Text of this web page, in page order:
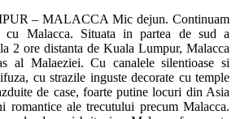
– MALACCA Mic dejun. Continuam
cu Malacca. Situata in partea de sud a
2 ore distanta de Kuala Lumpur, Malacca
al Malaeziei. Cu canalele silentioase si
cu strazile inguste decorate cu temple
de case, foarte putine locuri din Asia
romantice ale trecutului precum Malacca.